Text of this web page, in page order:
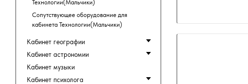
Технологии(Мальчики)
Сопутствующее оборудование для
кабинета Технологии(Мальчики)
Кабинет географии
Кабинет астрономии
Кабинет музыки
Кабинет психолога